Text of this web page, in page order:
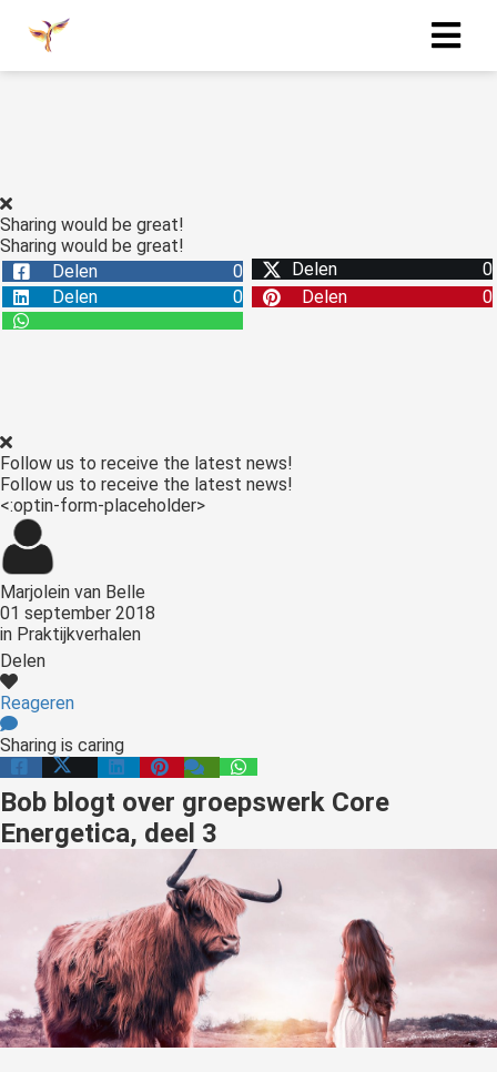
Sharing would be great!
Sharing would be great!
Delen
0 Delen
0
Delen
0 Delen 0
Follow us to receive the latest news!
Follow us to receive the latest news!
<:optin-form-placeholder>
Marjolein van Belle
01 september 2018
in Praktijkverhalen
Delen
Reageren
Sharing is caring
Bob blogt over groepswerk Core
Energetica, deel 3